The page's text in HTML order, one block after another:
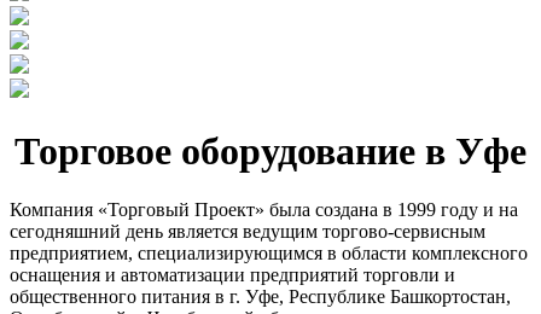
Торговое оборудование в Уфе
Компания «Торговый Проект» была создана в 1999 году и на
сегодняшний день является ведущим торгово-сервисным
предприятием, специализирующимся в области комплексного
оснащения и автоматизации предприятий торговли и
общественного питания в г. Уфе, Республике Башкортостан,